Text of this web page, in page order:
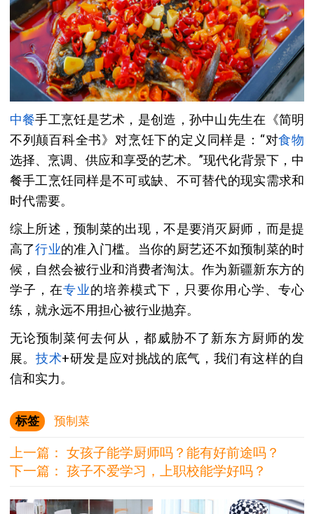
中餐手工烹饪是艺术，是创造，孙中山先生在《简明
不列颠百科全书》对烹饪下的定义同样是：“对食物
选择、烹调、供应和享受的艺术。”现代化背景下，中
餐手工烹饪同样是不可或缺、不可替代的现实需求和
时代需要。
综上所述，预制菜的出现，不是要消灭厨师，而是提
高了行业的准入门槛。当你的厨艺还不如预制菜的时
候，自然会被行业和消费者淘汰。作为新疆新东方的
学子，在专业的培养模式下，只要你用心学、专心
练，就永远不用担心被行业抛弃。
无论预制菜何去何从，都威胁不了新东方厨师的发
展。 技术+研发是应对挑战的底气，我们有这样的自
信和实力。
标签 预制菜
上一篇： 女孩子能学厨师吗？能有好前途吗？
下一篇： 孩子不爱学习，上职校能学好吗？